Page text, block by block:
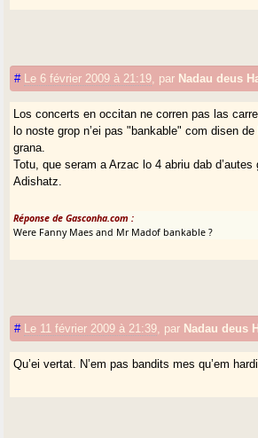
# Le 6 février 2009 à 21:19 par Nadau deus
Los concerts en occitan ne corren pas las
lo noste grop n’ei pas "bankable" com disen
grana.
Totu, que seram a Arzac lo 4 abriu dab d’autes
Adishatz.
Réponse de Gasconha.com :
Were Fanny Maes and Mr Madof bankable ?
# Le 11 février 2009 à 21:39 par Nadau deus
Qu’ei vertat. N’em pas bandits mes qu’em